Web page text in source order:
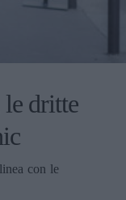
dritte
con le